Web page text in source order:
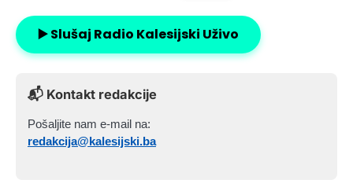
▶️ Slušaj Radio Kalesijski Uživo
📬 Kontakt redakcije
Pošaljite nam e-mail na:
redakcija@kalesijski.ba